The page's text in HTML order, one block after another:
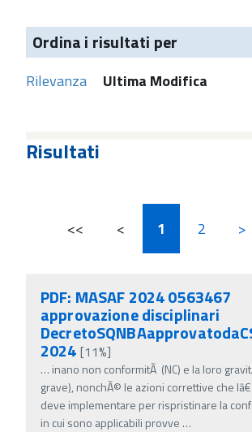
Ordina i risultati per
Rilevanza Ultima Modifica
Risultati
<< < 1 2 >
PDF: MASAF 2024 0563467
approvazione disciplinari
2024 [11%]
… inano non conformitÃ (NC) e la loro
grave), nonchÃ© le azioni correttive che
deve implementare per rispristinare la
in cui sono applicabili provve …